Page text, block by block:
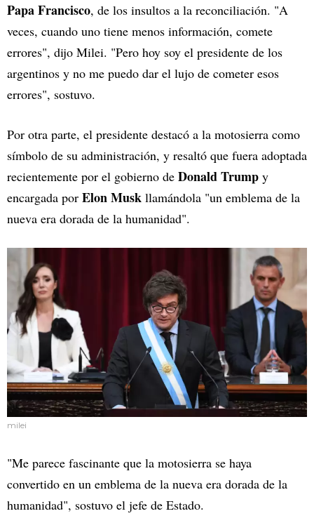
Papa Francisco, de los insultos a la reconciliación. "A
veces, cuando uno tiene menos información, comete
errores", dijo Milei. "Pero hoy soy el presidente de los
argentinos y no me puedo dar el lujo de cometer esos
errores", sostuvo.
Por otra parte, el presidente destacó a la motosierra como
símbolo de su administración, y resaltó que fuera adoptada
recientemente por el gobierno de Donald Trump y
encargada por Elon Musk llamándola "un emblema de la
nueva era dorada de la humanidad".
milei
"Me parece fascinante que la motosierra se haya
convertido en un emblema de la nueva era dorada de la
humanidad", sostuvo el jefe de Estado.